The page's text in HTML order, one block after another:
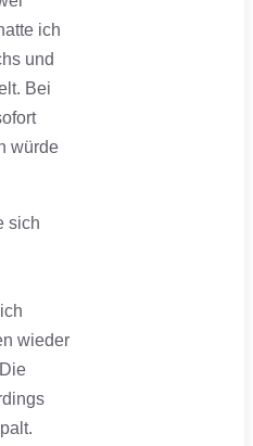
ich
und
Bei
würde
sich
wieder